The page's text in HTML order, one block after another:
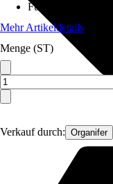
Verkauf durch: Organifer
Futtermittelart
Mehr Artikeldetails
Menge (ST)